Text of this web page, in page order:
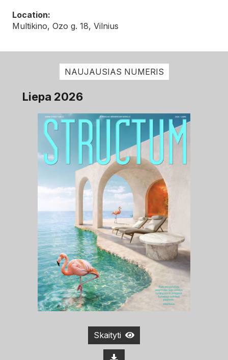
Location:
Multikino, Ozo g. 18, Vilnius
NAUJAUSIAS NUMERIS
Liepa 2026
Skaityti